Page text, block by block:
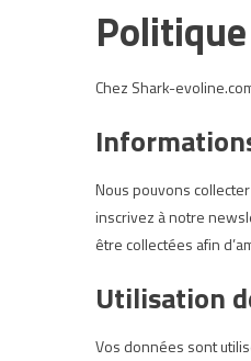
Chez Shark-
Nous pouvons
inscrivez à notre
être collectées afin
Utilisation
Vos données sont